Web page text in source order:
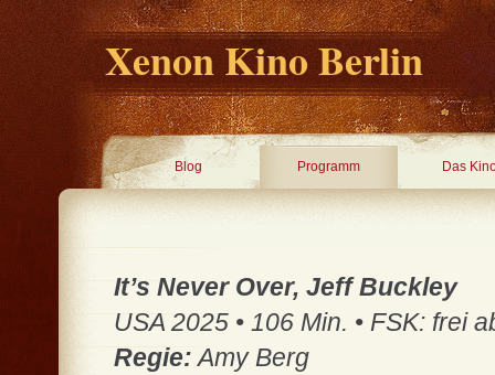
Xenon Kino Berlin
Blog Programm Das
It’s Never Over, Jeff Buckley
USA 2025 • 106 Min. • FSK: frei
Regie:Amy Berg